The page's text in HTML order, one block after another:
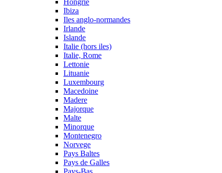
Hongrie
Ibiza
Iles anglo-normandes
Irlande
Islande
Italie (hors iles)
Italie, Rome
Lettonie
Lituanie
Luxembourg
Macedoine
Madere
Majorque
Malte
Minorque
Montenegro
Norvege
Pays Baltes
Pays de Galles
Pays-Bas